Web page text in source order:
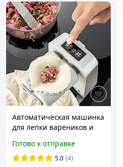
Автоматическая машинка
для лепки вареников и
Dumpling Maker Mashine
/ Электрический
Готово к отправке
5.0 (4)